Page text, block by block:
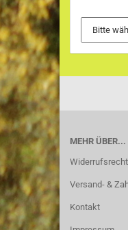
MEHR ÜBER...
Versand- &
Kontakt